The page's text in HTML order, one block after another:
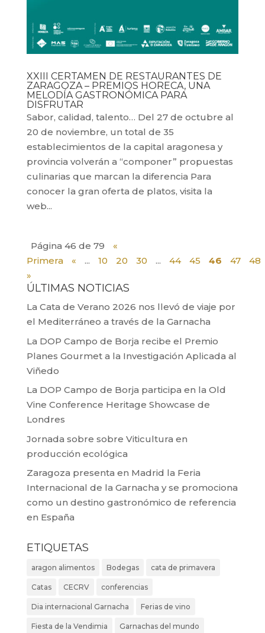
XXIII CERTAMEN DE RESTAURANTES DE
ZARAGOZA – PREMIOS HORECA, UNA
MELODÍA GASTRONÓMICA PARA
DISFRUTAR
Sabor, calidad, talento… Del 27 de octubre al
20 de noviembre, un total de 35
establecimientos de la capital aragonesa y
provincia volverán a “componer” propuestas
culinarias que marcan la diferencia Para
conocer la gran oferta de platos, visita la
web...
Página 46 de 79
«
Primera
« ... 10 20 30 ... 44 45 46 47
48
»
ÚLTIMAS NOTICIAS
La Cata de Verano 2026 nos llevó de viaje por
el Mediterráneo a través de la Garnacha
La DOP Campo de Borja recibe el Premio
Planes Gourmet a la Investigación Aplicada al
Viñedo
La DOP Campo de Borja participa en la Old
Vine Conference Heritage Showcase de
Londres
Jornada sobre sobre Viticultura en
producción ecológica
Zaragoza presenta en Madrid la Feria
Internacional de la Garnacha y se promociona
como un destino gastronómico de referencia
en España
ETIQUETAS
aragon alimentos Bodegas cata de primavera
Catas CECRV conferencias
Dia internacional Garnacha Ferias de vino
Fiesta de la Vendimia Garnachas del mundo